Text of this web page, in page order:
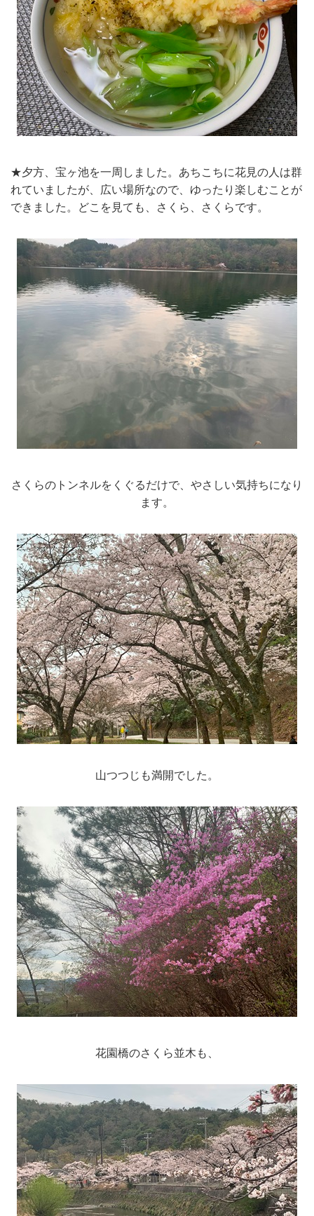
★夕方、宝ヶ池を一周しました。あちこちに花見の人は群
れていましたが、広い場所なので、ゆったり楽しむことが
できました。どこを見ても、さくら、さくらです。
さくらのトンネルをくぐるだけで、やさしい気持ちになり
ます。
山つつじも満開でした。
花園橋のさくら並木も、